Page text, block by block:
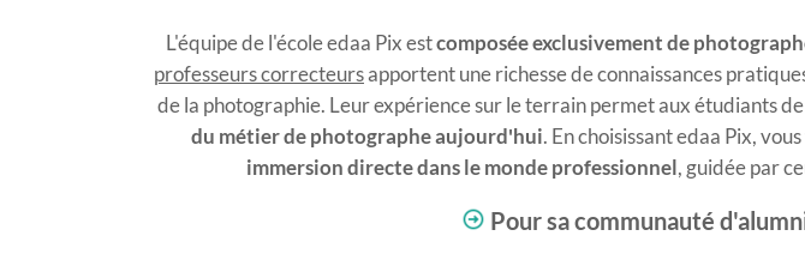
L'équipe de l'école edaa Pix estcomposée exclusivement de
professeurs correcteursapportent une richesse de connaissances
de la photographie. Leur expérience sur le terrain permet aux étudiants de
du métier de photographe aujourd'hui. En choisissant edaa Pix,
immersion directe dans le monde professionnel, guidée par
Pour sa communauté